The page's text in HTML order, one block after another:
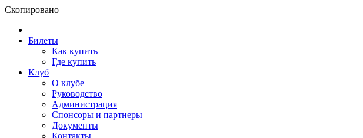
Скопировано
Билеты
Как купить
Где купить
Клуб
О клубе
Руководство
Администрация
Спонсоры и партнеры
Документы
Контакты